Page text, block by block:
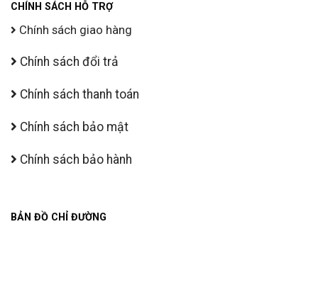
CHÍNH SÁCH HỖ TRỢ
Chính sách giao hàng
Chính sách đổi trả
Chính sách thanh toán
Chính sách bảo mật
Chính sách bảo hành
BẢN ĐỒ CHỈ ĐƯỜNG